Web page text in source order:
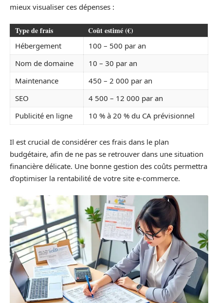
mieux visualiser ces dépenses :
Type de frais Coût estimé (€)
Hébergement
100 – 500 par an
Nom de domaine
10 – 30 par an
Maintenance
450 – 2 000 par an
SEO
4 500 – 12 000 par an
Publicité en ligne
10 % à 20 % du CA prévisionnel
Il est crucial de considérer ces frais dans le plan
budgétaire, afin de ne pas se retrouver dans une situation
financière délicate. Une bonne gestion des coûts permettra
d’optimiser la rentabilité de votre site e-commerce.